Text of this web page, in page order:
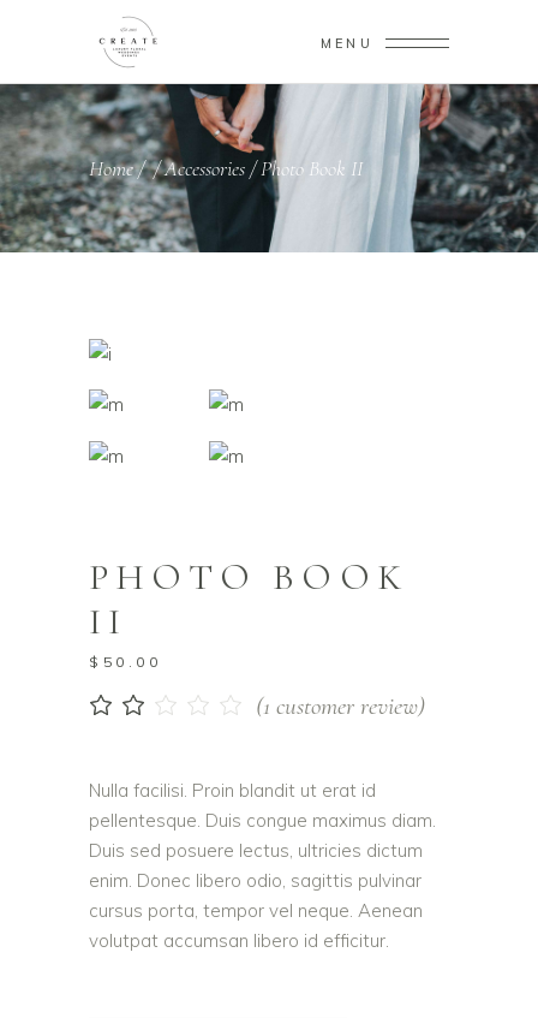
MENU
Home//Accessories/Photo Book II
PHOTO BOOK
II
$ 50.00
Rated
5
based
on
1
customer
(1 customer review)
Nulla facilisi. Proin blandit ut erat id
pellentesque. Duis congue maximus diam.
Duis sed posuere lectus, ultricies dictum
enim. Donec libero odio, sagittis pulvinar
cursus porta, tempor vel neque. Aenean
volutpat accumsan libero id efficitur.